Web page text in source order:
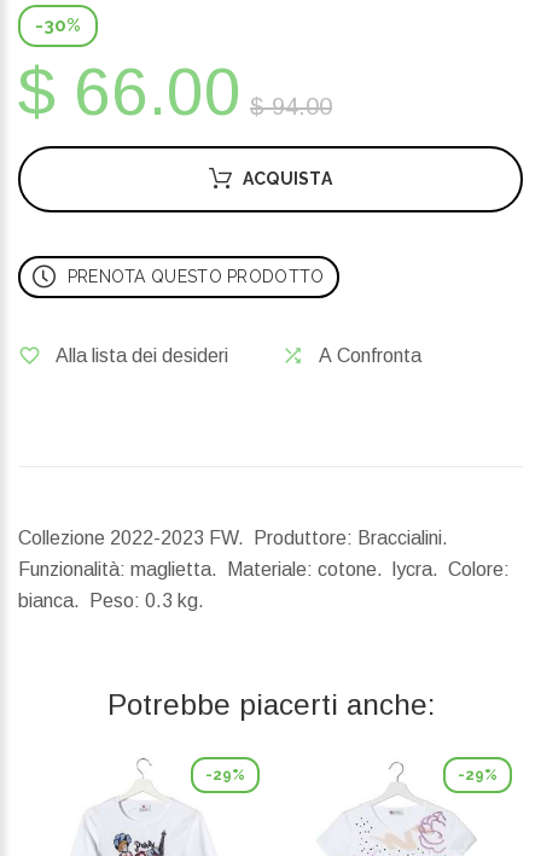
-30%
$ 66.00 $ 94.00
ACQUISTA
PRENOTA QUESTO PRODOTTO
Alla lista dei desideri A Confronta
Collezione 2022-2023 FW. Produttore: Braccialini.
Funzionalità: maglietta. Materiale: cotone. lycra. Colore:
bianca.
Peso: 0.3 kg.
Potrebbe piacerti anche:
-29% -29%